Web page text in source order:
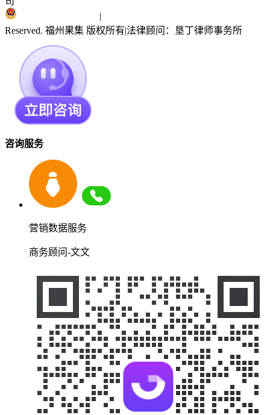
|
Reserved. 福州果集 版权所有|法律顾问：垦丁律师事务所
咨询服务
营销数据服务
商务顾问-文文